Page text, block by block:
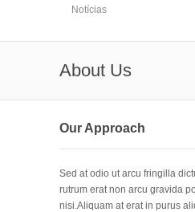
Notícias
About Us
Our Approach
Sed at odio ut arcu fringilla
rutrum erat non arcu gravida
nisi.Aliquam at erat in purus